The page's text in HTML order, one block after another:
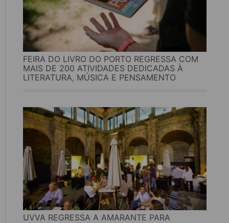
FEIRA DO LIVRO DO PORTO REGRESSA COM
MAIS DE 200 ATIVIDADES DEDICADAS À
LITERATURA, MÚSICA E PENSAMENTO
UVVA REGRESSA A AMARANTE PARA